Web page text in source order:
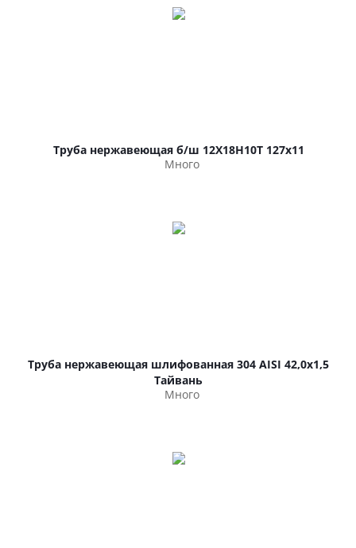
Труба нержавеющая б/ш 12Х18Н10Т 127х11
Много
Труба нержавеющая шлифованная 304 AISI 42,0х1,5
Тайвань
Много